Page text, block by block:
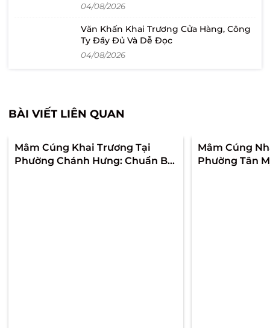
04/08/2026
Văn Khấn Khai Trương Cửa Hàng, Công
Ty Đầy Đủ Và Dễ Đọc
04/08/2026
BÀI VIẾT LIÊN QUAN
Mâm Cúng Khai Trương Tại
Phường Chánh Hưng: Chuẩn Bị
Mâm Cúng
Phường Tân